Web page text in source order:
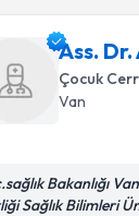
Ass.
Çocuk
Van
Bakanlığı
Sağlık Bilimleri